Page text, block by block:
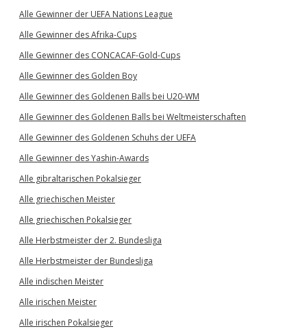
Alle Gewinner der UEFA Nations League
Alle Gewinner des Afrika-Cups
Alle Gewinner des CONCACAF-Gold-Cups
Alle Gewinner des Golden Boy
Alle Gewinner des Goldenen Balls bei U20-WM
Alle Gewinner des Goldenen Balls bei Weltmeisterschaften
Alle Gewinner des Goldenen Schuhs der UEFA
Alle Gewinner des Yashin-Awards
Alle gibraltarischen Pokalsieger
Alle griechischen Meister
Alle griechischen Pokalsieger
Alle Herbstmeister der 2. Bundesliga
Alle Herbstmeister der Bundesliga
Alle indischen Meister
Alle irischen Meister
Alle irischen Pokalsieger